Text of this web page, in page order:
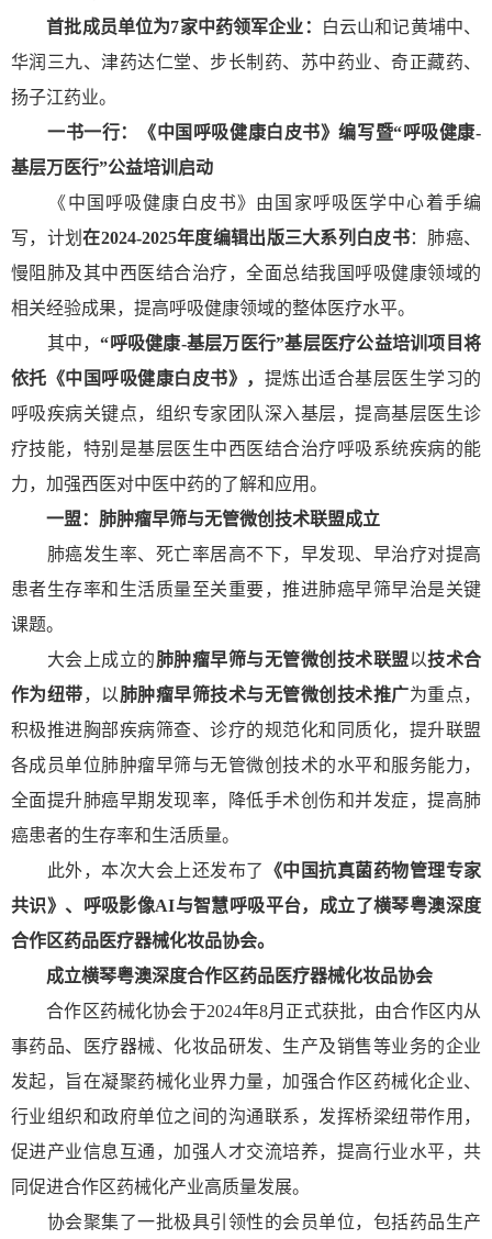
首批成员单位为7家中药领军企业：
白云山和记黄埔中、
华润三九、津药达仁堂、步长制药、苏中药业、奇正藏药、
扬子江药业。
一书一行：
《中国呼吸健康白皮书》编写暨“呼吸健康-
基层万医行”公益培训启动
《中国呼吸健康白皮书》由国家呼吸医学中心着手编
写，计划在2024-2025年度编辑出版三大系列白皮书：肺癌、
慢阻肺及其中西医结合治疗，全面总结我国呼吸健康领域的
相关经验成果，提高呼吸健康领域的整体医疗水平。
其中，“呼吸健康-基层万医行”基层医疗公益培训项目将
依托《中国呼吸健康白皮书》， 提炼出适合基层医生学习的
呼吸疾病关键点，组织专家团队深入基层，提高基层医生诊
疗技能，特别是基层医生中西医结合治疗呼吸系统疾病的能
力，加强西医对中医中药的了解和应用。
一盟： 肺肿瘤早筛与无管微创技术联盟成立
肺癌发生率、死亡率居高不下，早发现、早治疗对提高
患者生存率和生活质量至关重要，推进肺癌早筛早治是关键
课题。
大会上成立的肺肿瘤早筛与无管微创技术联盟以技术合
作为纽带，以 肺肿瘤早筛技术与无管微创技术推广为重点，
积极推进胸部疾病筛查、诊疗的规范化和同质化，提升联盟
各成员单位肺肿瘤早筛与无管微创技术的水平和服务能力，
全面提升肺癌早期发现率，降低手术创伤和并发症，提高肺
癌患者的生存率和生活质量。
此外，本次大会上还发布了
《中国抗真菌药物管理专家
共识》、呼吸影像AI与智慧呼吸平台，成立了横琴粤澳深度
合作区药品医疗器械化妆品协会。
成立横琴粤澳深度合作区药品医疗器械化妆品协会
合作区药械化协会于2024年8月正式获批，由合作区内从
事药品、医疗器械、化妆品研发、生产及销售等业务的企业
发起，旨在凝聚药械化业界力量，加强合作区药械化企业、
行业组织和政府单位之间的沟通联系，发挥桥梁纽带作用，
促进产业信息互通，加强人才交流培养，提高行业水平，共
同促进合作区药械化产业高质量发展。
协会聚集了一批极具引领性的会员单位，包括药品生产